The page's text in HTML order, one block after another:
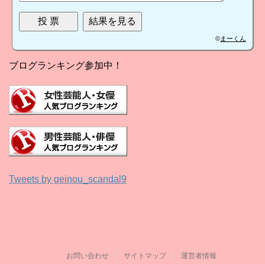
©まーくん
ブログランキング参加中！
Tweets by geinou_scandal9
お問い合わせ サイトマップ 運営者情報